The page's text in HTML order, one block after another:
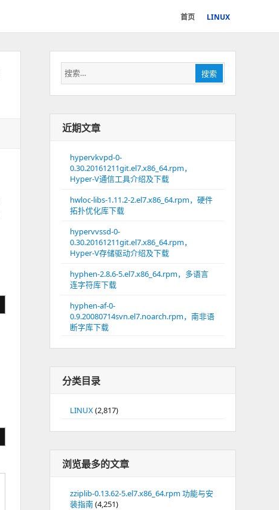
首页 LINUX
搜
索：
搜索
近期文章
hypervkvpd-0-
0.30.20161211git.el7.x86_64.rpm，
Hyper-V通信工具介绍及下载
hwloc-libs-1.11.2-2.el7.x86_64.rpm，硬件
拓扑优化库下载
hypervvssd-0-
0.30.20161211git.el7.x86_64.rpm，
Hyper-V存储驱动介绍及下载
hyphen-2.8.6-5.el7.x86_64.rpm，多语言
连字符库下载
hyphen-af-0-
0.9.20080714svn.el7.noarch.rpm，南非语
断字库下载
分类目录
LINUX(2,817)
浏览最多的文章
zziplib-0.13.62-5.el7.x86_64.rpm 功能与安
装指南(4,251)